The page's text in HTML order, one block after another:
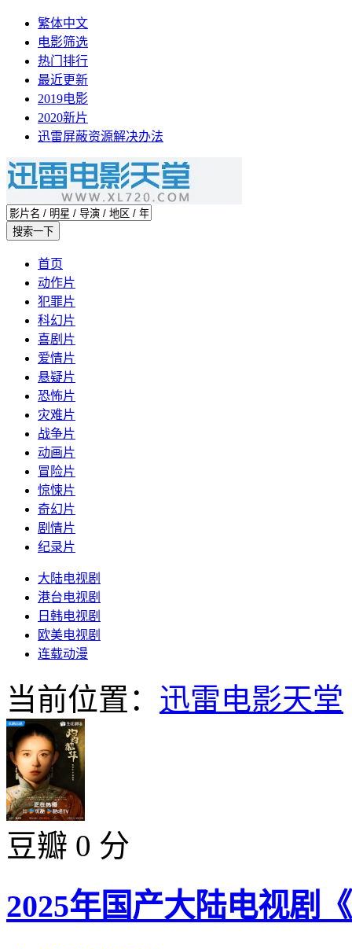
繁体中文
电影筛选
热门排行
最近更新
2019电影
2020新片
迅雷屏蔽资源解决办法
首页
动作片
犯罪片
科幻片
喜剧片
爱情片
悬疑片
恐怖片
灾难片
战争片
动画片
冒险片
惊悚片
奇幻片
剧情片
纪录片
大陆电视剧
港台电视剧
日韩电视剧
欧美电视剧
连载动漫
当前位置： 迅雷电影天堂
豆瓣 0 分
2025年国产大陆电视剧